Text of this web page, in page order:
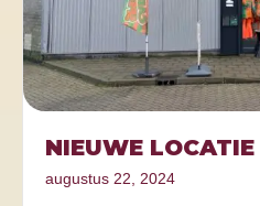
NIEUWE LOCATIE
augustus 22, 2024